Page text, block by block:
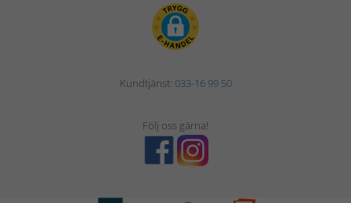
Kundtjänst: 033-16 99 50
Följ oss gärna!